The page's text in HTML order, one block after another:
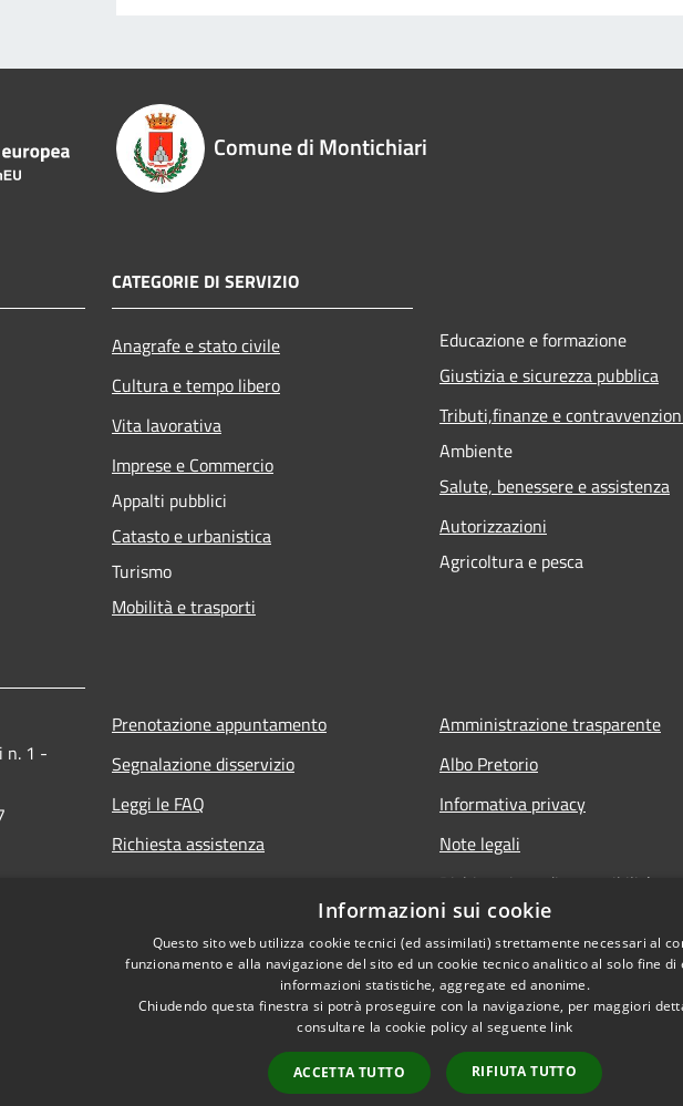
Comune di Montichiari
CATEGORIE DI SERVIZIO
Anagrafe e stato civile
Cultura e tempo libero
Vita lavorativa
Imprese e Commercio
Appalti pubblici
Catasto e urbanistica
Turismo
Mobilità e trasporti
Educazione e formazione
Giustizia e sicurezza pubblica
Tributi,finanze e
Ambiente
Salute, benessere e assistenza
Autorizzazioni
Agricoltura e pesca
n. 1 -
Prenotazione appuntamento
Segnalazione disservizio
Leggi le FAQ
Richiesta assistenza
Amministrazione trasparente
Albo Pretorio
Informativa privacy
Note legali
Dichiarazione di accessibilità
Whisteblowing
Informazioni sui cookie
Questo sito web utilizza cookie tecnici (ed assimilati) strettamente necessari al
funzionamento e alla navigazione del sito ed un cookie tecnico analitico al solo fine di
informazioni statistiche, aggregate ed anonime.
Chiudendo questa finestra si potrà proseguire con la navigazione, per maggiori
consultare la cookie policy al seguente link
ACCETTA TUTTO RIFIUTA TUTTO